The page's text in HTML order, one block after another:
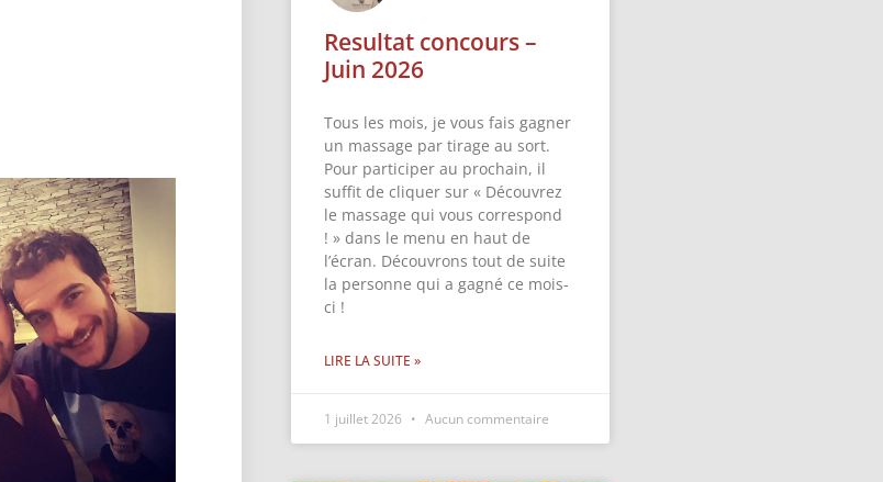
Resultat concours –
Juin 2026
Tous les mois, je vous fais gagner
un massage par tirage au sort.
Pour participer au prochain, il
suffit de cliquer sur « Découvrez
le massage qui vous correspond
! » dans le menu en haut de
l’écran. Découvrons tout de suite
la personne qui a gagné ce mois-
ci !
LIRE LA SUITE »
1 juillet 2026 Aucun commentaire